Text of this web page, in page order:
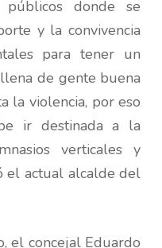
donde se
y la convivencia
para tener un
de gente buena
la violencia, por eso
ir destinada a la
verticales y
el actual alcalde del
el concejal Eduardo